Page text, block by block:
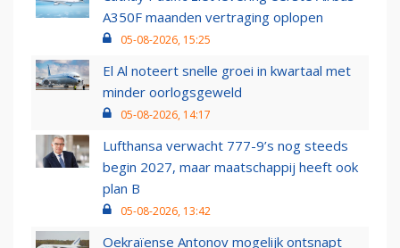
A350F maanden vertraging oplopen
05-08-2026, 15:25
El Al noteert snelle groei in kwartaal met
minder oorlogsgeweld
05-08-2026, 14:17
Lufthansa verwacht 777-9’s nog steeds
begin 2027, maar maatschappij heeft ook
plan B
05-08-2026, 13:42
Oekraïense Antonov mogelijk ontsnapt